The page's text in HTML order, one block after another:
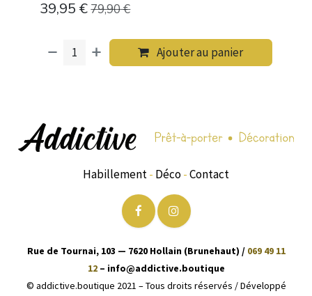
39,95 €79,90€
Ajouter au panier
Habillement- Déco-Contact
Rue de Tournai, 103 — 7620 Hollain (Brunehaut) / 069 49 11
12– info@addictive.boutique
© addictive.boutique 2021 – Tous droits réservés / Développé